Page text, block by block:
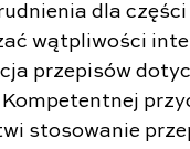
dla
wątpliwości
przepisów
stosowanie